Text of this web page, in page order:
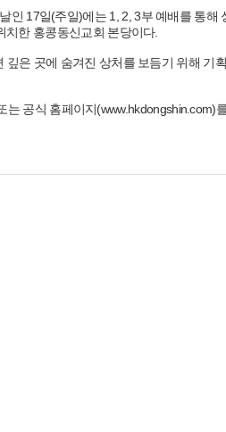
17일(주일)에는 1, 2, 3부 예배를 통해
치한 홍콩동신교회 본당이다.
은 곳에 숨겨진 상처를 보듬기 위해 기
공식 홈페이지(www.hkdongshin.com)